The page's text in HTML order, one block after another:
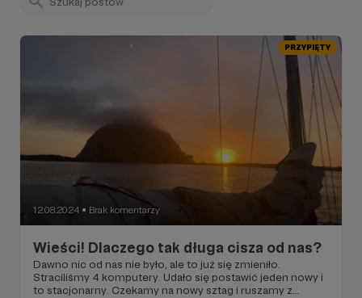
PRZYPIĘTY
12.08.2024 ● Brak komentarzy
Wieści! Dlaczego tak długa cisza od nas?
Dawno nic od nas nie było, ale to już się zmieniło.
Straciliśmy 4 komputery. Udało się postawić jeden nowy i
to stacjonarny. Czekamy na nowy sztag i ruszamy z